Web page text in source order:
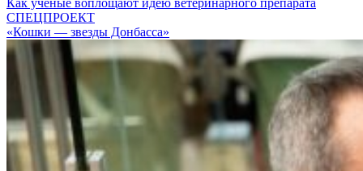
СПЕЦПРОЕКТ
«Кошки — звезды Донбасса»